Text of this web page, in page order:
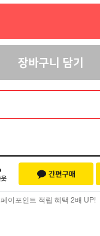
페이포인트 적립 혜택 2배 UP!